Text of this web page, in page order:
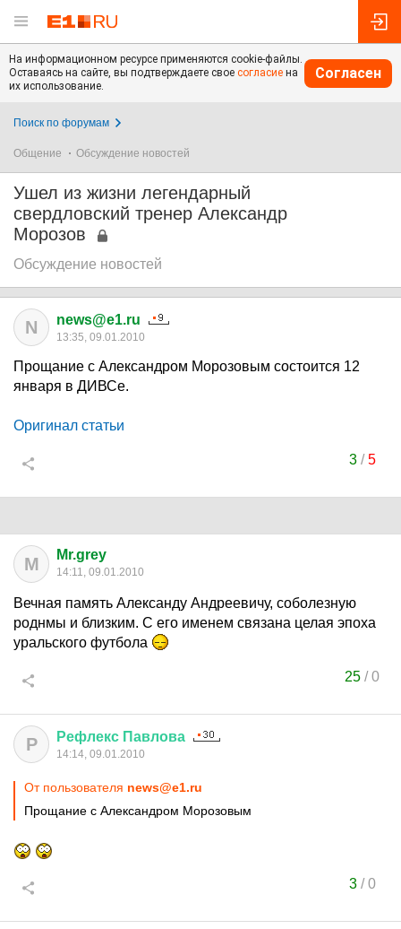
На информационном ресурсе применяются cookie-файлы.
Оставаясь на сайте, вы подтверждаете свое согласие на
их использование.
Согласен
Поиск по форумам
Общение Обсуждение новостей
Ушел из жизни легендарный
свердловский тренер Александр
Морозов
Обсуждение новостей
N news@e1.ru
13:35, 09.01.2010
Прощание с Александром Морозовым состоится 12
января в ДИВСе.
Оригинал статьи
3/5
M Mr.grey
14:11, 09.01.2010
Вечная память Александу Андреевичу, соболезную
роднмы и близким. С его именем связана целая эпоха
уральского футбола
25 /0
Р Рефлекс Павлова
14:14, 09.01.2010
От пользователя news@e1.ru
Прощание с Александром Морозовым
3/0